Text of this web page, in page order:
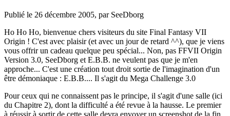
Publié le 26 décembre 2005, par SeeDborg
Ho Ho Ho, bienvenue chers visiteurs du site Final Fantasy VII
Origin ! C'est avec plaisir (et avec un jour de retard ^^), que je viens
vous offrir un cadeau quelque peu spécial... Non, pas FFVII Origin
Version 3.0, SeeDborg et E.B.B. ne veulent pas que je m'en
approche... C'est une création tout droit sortie de l'imagination d'un
être démoniaque : E.B.B.... Il s'agit du Mega Challenge 3.0
Pour ceux qui ne connaissent pas le principe, il s'agit d'une salle (ici
du Chapitre 2), dont la difficulté a été revue à la hausse. Le premier
à réussir à sortir de cette salle devra envoyer un screenshot de la fin